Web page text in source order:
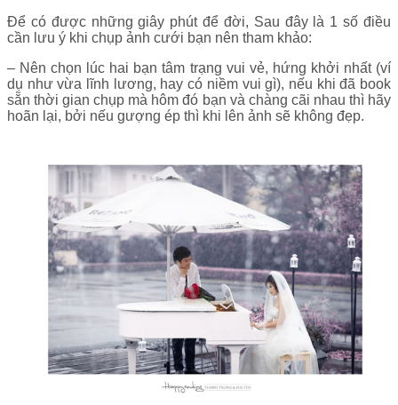
Để có được những giây phút để đời, Sau đây là 1 số điều
cần lưu ý khi chụp ảnh cưới bạn nên tham khảo:
– Nên chọn lúc hai bạn tâm trạng vui vẻ, hứng khởi nhất (ví
dụ như vừa lĩnh lương, hay có niềm vui gì), nếu khi đã book
sẵn thời gian chụp mà hôm đó bạn và chàng cãi nhau thì hãy
hoãn lại, bởi nếu gượng ép thì khi lên ảnh sẽ không đẹp.